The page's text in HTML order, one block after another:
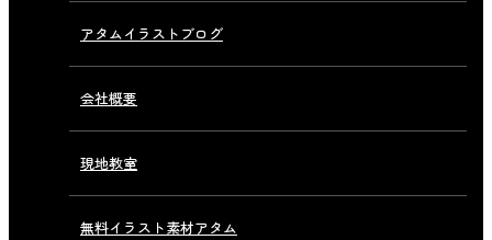
アタムイラストブログ
会社概要
現地教室
無料イラスト素材アタム